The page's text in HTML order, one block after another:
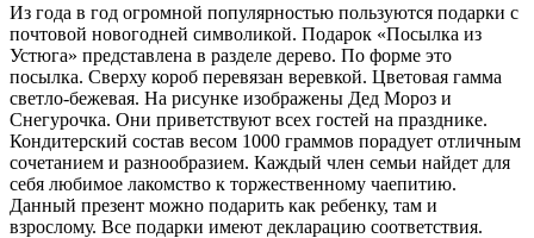
Из года в год огромной популярностью пользуются подарки с
почтовой новогодней символикой. Подарок «Посылка из
Устюга» представлена в разделе дерево. По форме это
посылка. Сверху короб перевязан веревкой. Цветовая гамма
светло-бежевая. На рисунке изображены Дед Мороз и
Снегурочка. Они приветствуют всех гостей на празднике.
Кондитерский состав весом 1000 граммов порадует отличным
сочетанием и разнообразием. Каждый член семьи найдет для
себя любимое лакомство к торжественному чаепитию.
Данный презент можно подарить как ребенку, там и
взрослому. Все подарки имеют декларацию соответствия.